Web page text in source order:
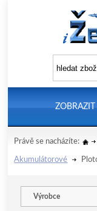
ZOBRAZIT
Právě se nacházíte:
Akumulátorové
Výrobce